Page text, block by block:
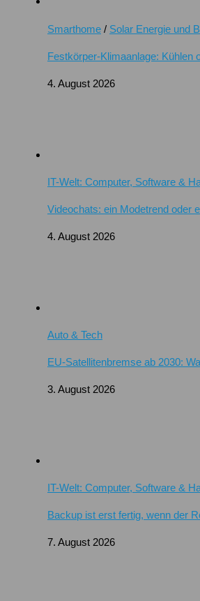
Smarthome / Solar Energie und
Festkörper-Klimaanlage: Kühlen
4. August 2026
IT-Welt: Computer, Software &
Videochats: ein Modetrend oder
4. August 2026
Auto & Tech
EU-Satellitenbremse ab 2030:
3. August 2026
IT-Welt: Computer, Software &
Backup ist erst fertig, wenn der
7. August 2026